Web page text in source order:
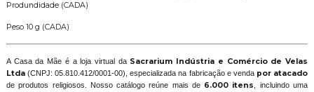
Produndidade (CADA)
Peso 10 g (CADA)
A Casa da Mãe é a loja virtual daSacrarium Indústria e Comércio de Velas
Ltda(CNPJ: 05.810.412/0001-00), especializada na fabricação e venda por atacado
de produtos religiosos. Nosso catálogo reúne mais de 6.000 itens
, incluindo uma